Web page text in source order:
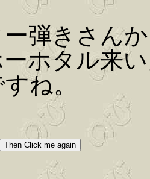
弾きさん
ホタル来
ね。